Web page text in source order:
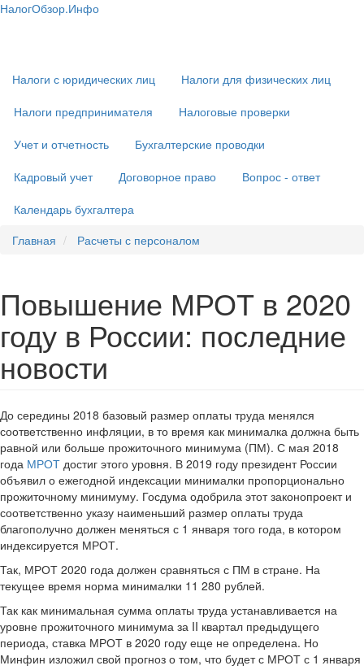
Перейти
НалогОбзор.Инфо
Налоги с юридических лиц
Налоги для физических лиц
Налоги предпринимателя
Налоговые проверки
Учет и отчетность
Бухгалтерские проводки
Кадровый учет
Договорное право
Вопрос - ответ
Календарь бухгалтера
Главная
Расчеты с персоналом
Повышение МРОТ в 2020
году в России: последние
новости
До середины 2018 базовый размер оплаты труда менялся
соответственно инфляции, в то время как минималка должна быть
равной или больше прожиточного минимума (ПМ). С мая 2018
года МРОТ достиг этого уровня. В 2019 году президент России
объявил о ежегодной индексации минималки пропорционально
прожиточному минимуму. Госдума одобрила этот законопроект и
соответственно указу наименьший размер оплаты труда
благополучно должен меняться с 1 января того года, в котором
индексируется МРОТ.
Так, МРОТ 2020 года должен сравняться с ПМ в стране. На
текущее время норма минималки 11 280 рублей.
Так как минимальная сумма оплаты труда устанавливается на
уровне прожиточного минимума за II квартал предыдущего
периода, ставка МРОТ в 2020 году еще не определена. Но
Минфин изложил свой прогноз о том, что будет с МРОТ с 1 января